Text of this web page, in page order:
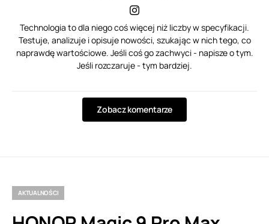
Technologia to dla niego coś więcej niż liczby w specyfikacji.
Testuje, analizuje i opisuje nowości, szukając w nich tego, co
naprawdę wartościowe. Jeśli coś go zachwyci - napisze o tym.
Jeśli rozczaruje - tym bardziej.
Zobacz komentarze
AKTUALNOŚCI